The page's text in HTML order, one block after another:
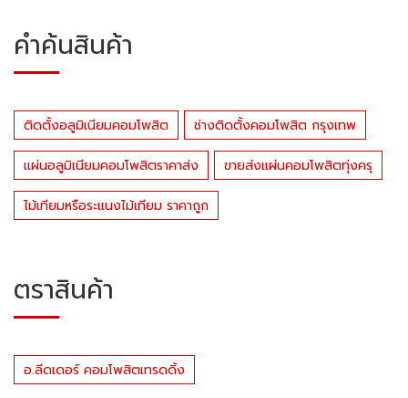
คำค้นสินค้า
ติดตั้งอลูมิเนียมคอมโพสิต ช่างติดตั้งคอมโพสิต กรุงเทพ
แผ่นอลูมิเนียมคอมโพสิตราคาส่ง ขายส่งแผ่นคอมโพสิตทุ่งครุ
ไม้เทียมหรือระแนงไม้เทียม ราคาถูก
ตราสินค้า
อ.ลีดเดอร์ คอมโพสิตเทรดดิ้ง